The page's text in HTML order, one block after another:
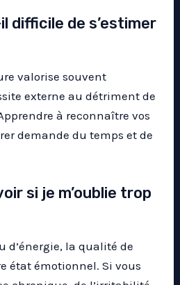
difficile de s’estimer
valorise souvent
externe au détriment de
à reconnaître vos
demande du temps et de
si je m’oublie trop
d’énergie, la qualité de
état émotionnel. Si vous